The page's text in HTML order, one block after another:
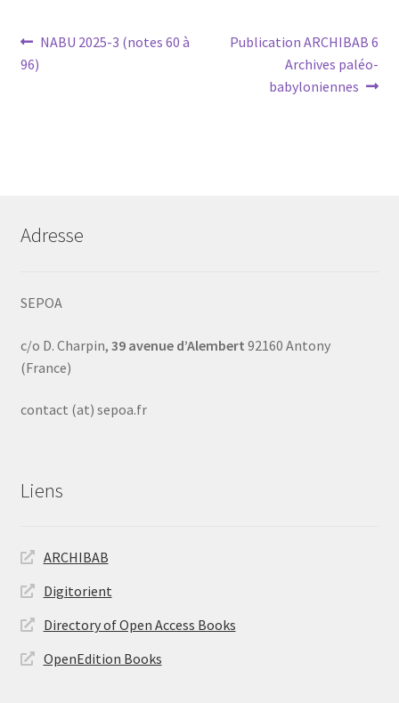
Navigation
de
Article
NABU 2025-3 (notes 60 à
96)
Article
Publication ARCHIBAB 6
Archives paléo-
babyloniennes
Adresse
SEPOA
c/o D. Charpin, 39 avenue d’Alembert 92160 Antony
(France)
contact (at) sepoa.fr
Liens
ARCHIBAB
Digitorient
Directory of Open Access Books
OpenEdition Books